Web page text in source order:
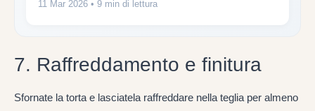
11 Mar 2026 • 9 min di lettura
7. Raffreddamento e finitura
Sfornate la torta e lasciatela raffreddare nella teglia per almeno